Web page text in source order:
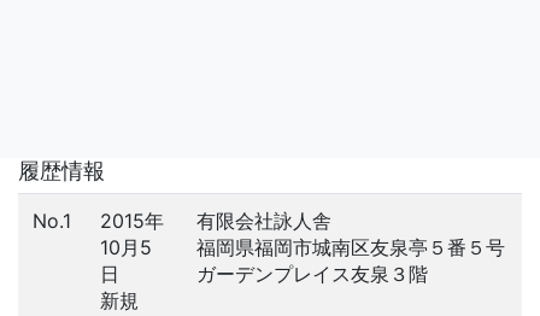
履歴情報
No.1
2015年
10月5
日
新規
有限会社詠人舎
福岡県福岡市城南区友泉亭５番５号
ガーデンプレイス友泉３階